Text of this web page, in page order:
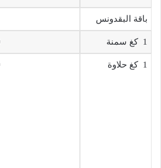
باقة البقدونس
1 كغ سمنة
1 كغ حلاوة